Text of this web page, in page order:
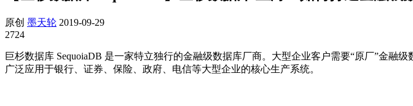
原创 墨天轮 2019-09-29
2724
巨杉数据库 SequoiaDB 是一家特立独行的金融级数据库厂商。大型企业客户需要“原厂”金融
广泛应用于银行、证券、保险、政府、电信等大型企业的核心生产系统。